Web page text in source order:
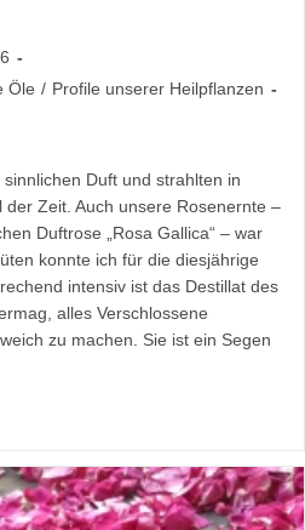
Öle / Profile unserer Heilpflanzen
Duft und strahlten in
Zeit. Auch unsere Rosenernte –
Duftrose „Rosa Gallica“ – war
konnte ich für die diesjährige
intensiv ist das Destillat des
alles Verschlossene
zu machen. Sie ist ein Segen